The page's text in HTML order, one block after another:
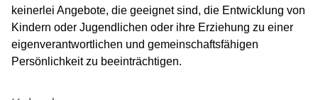
keinerlei Angebote, die geeignet sind, die Entwicklung von
Kindern oder Jugendlichen oder ihre Erziehung zu einer
eigenverantwortlichen und gemeinschaftsfähigen
Persönlichkeit zu beeinträchtigen.